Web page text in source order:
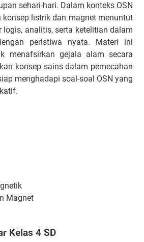
sehari-hari. Dalam konteks OSN
konsep listrik dan magnet menuntut
logis, analitis, serta ketelitian dalam
peristiwa nyata. Materi ini
menafsirkan gejala alam secara
konsep sains dalam pemecahan
menghadapi soal-soal OSN yang
Magnet
Kelas 4 SD